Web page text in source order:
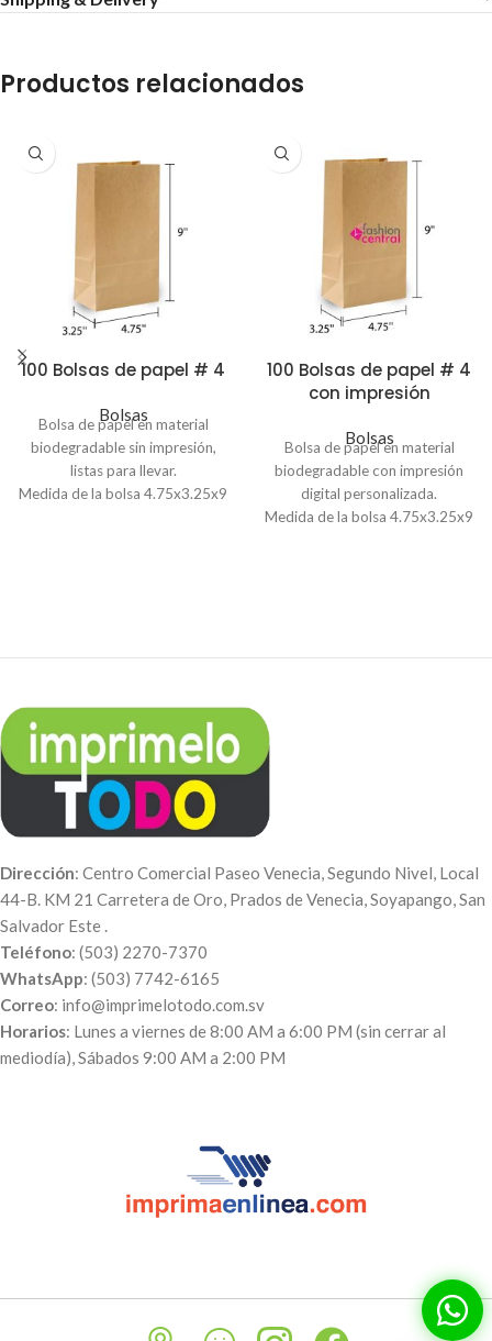
Productos relacionados
100 Bolsas de papel # 4
Bolsas
Bolsa de papel en material
biodegradable sin impresión,
listas para llevar.
Medida de la bolsa 4.75x3.25x9
100 Bolsas de papel # 4
con impresión
Bolsas
Bolsa de papel en material
biodegradable con impresión
digital personalizada.
Medida de la bolsa 4.75x3.25x9
Dirección: Centro Comercial Paseo Venecia, Segundo Nivel, Local
44-B. KM 21 Carretera de Oro, Prados de Venecia, Soyapango, San
Salvador Este .
Teléfono: (503) 2270-7370
WhatsApp: (503) 7742-6165
Correo: info@imprimelotodo.com.sv
Horarios: Lunes a viernes de 8:00 AM a 6:00 PM (sin cerrar al
mediodía), Sábados 9:00 AM a 2:00 PM